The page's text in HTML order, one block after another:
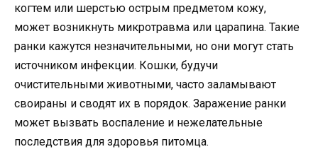
когтем или шерстью острым предметом кожу,
может возникнуть микротравма или царапина. Такие
ранки кажутся незначительными, но они могут стать
источником инфекции. Кошки, будучи
очистительными животными, часто заламывают
своираны и сводят их в порядок. Заражение ранки
может вызвать воспаление и нежелательные
последствия для здоровья питомца.